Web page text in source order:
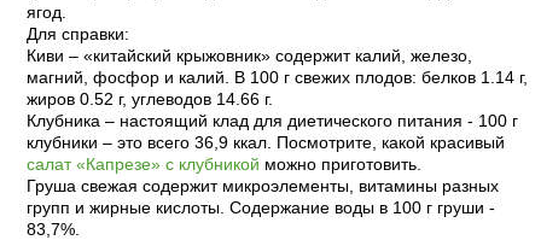
ягод.
Для справки:
Киви – «китайский крыжовник» содержит калий, железо,
магний, фосфор и калий. В 100 г свежих плодов: белков 1.14 г,
жиров 0.52 г, углеводов 14.66 г.
Клубника – настоящий клад для диетического питания - 100 г
клубники – это всего 36,9 ккал. Посмотрите, какой красивый
салат «Капрезе» с клубникой можно приготовить.
Груша свежая содержит микроэлементы, витамины разных
групп и жирные кислоты. Содержание воды в 100 г груши -
83,7%.